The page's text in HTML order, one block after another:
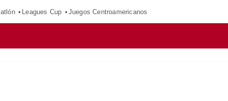
Leagues Cup Juegos Centroamericanos